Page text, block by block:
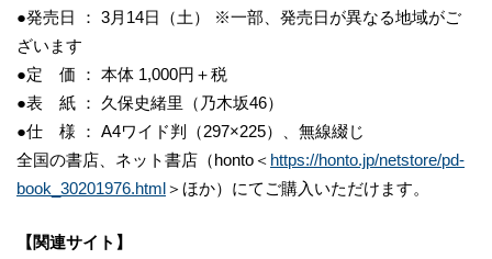
●発売日 ： 3月14日（土） ※一部、発売日が異なる地域がご
ざいます
●定 価 ： 本体 1,000円＋税
●表 紙 ： 久保史緒里（乃木坂46）
●仕 様 ： A4ワイド判（297×225）、無線綴じ
全国の書店、ネット書店（honto＜ https://honto.jp/netstore/pd-
book_30201976.html＞ほか）にてご購入いただけます。
【関連サイト】